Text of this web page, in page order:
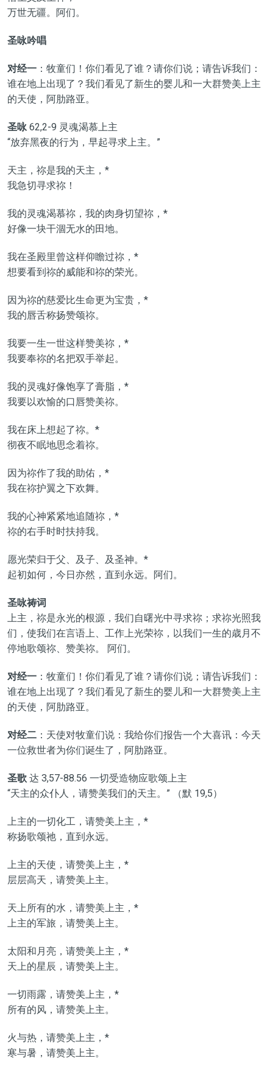
万世无疆。阿们。
圣咏吟唱
对经一：牧童们！你们看见了谁？请你们说；请告诉我们：
谁在地上出现了？我们看见了新生的婴儿和一大群赞美上主
的天使，阿肋路亚。
圣咏 62,2-9 灵魂渴慕上主
“放弃黑夜的行为，早起寻求上主。”
天主，祢是我的天主，*
我急切寻求祢！
我的灵魂渴慕祢，我的肉身切望祢，*
好像一块干涸无水的田地。
我在圣殿里曾这样仰瞻过祢，*
想要看到祢的威能和祢的荣光。
因为祢的慈爱比生命更为宝贵，*
我的唇舌称扬赞颂祢。
我要一生一世这样赞美祢，*
我要奉祢的名把双手举起。
我的灵魂好像饱享了膏脂，*
我要以欢愉的口唇赞美祢。
我在床上想起了祢。*
彻夜不眠地思念着祢。
因为祢作了我的助佑，*
我在祢护翼之下欢舞。
我的心神紧紧地追随祢，*
祢的右手时时扶持我。
愿光荣归于父、及子、及圣神。*
起初如何，今日亦然，直到永远。阿们。
圣咏祷词
上主，祢是永光的根源，我们自曙光中寻求祢；求祢光照我
们，使我们在言语上、工作上光荣祢，以我们一生的歳月不
停地歌颂祢、赞美祢。 阿们。
对经一：牧童们！你们看见了谁？请你们说；请告诉我们：
谁在地上出现了？我们看见了新生的婴儿和一大群赞美上主
的天使，阿肋路亚。
对经二：天使对牧童们说：我给你们报告一个大喜讯：今天
一位救世者为你们诞生了，阿肋路亚。
圣歌达 3,57-88.56 一切受造物应歌颂上主
“天主的众仆人，请赞美我们的天主。” （默 19,5）
上主的一切化工，请赞美上主，*
称扬歌颂祂，直到永远。
上主的天使，请赞美上主，*
层层高天，请赞美上主。
天上所有的水，请赞美上主，*
上主的军旅，请赞美上主。
太阳和月亮，请赞美上主，*
天上的星辰，请赞美上主。
一切雨露，请赞美上主，*
所有的风，请赞美上主。
火与热，请赞美上主，*
寒与暑，请赞美上主。